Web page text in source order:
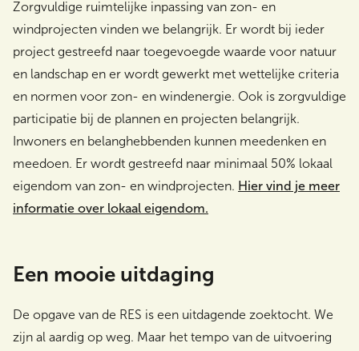
Zorgvuldige ruimtelijke inpassing van zon- en
windprojecten vinden we belangrijk. Er wordt bij ieder
project gestreefd naar toegevoegde waarde voor natuur
en landschap en er wordt gewerkt met wettelijke criteria
en normen voor zon- en windenergie. Ook is zorgvuldige
participatie bij de plannen en projecten belangrijk.
Inwoners en belanghebbenden kunnen meedenken en
meedoen. Er wordt gestreefd naar minimaal 50% lokaal
eigendom van zon- en windprojecten. Hier vind je meer
informatie over lokaal eigendom.
Een mooie uitdaging
De opgave van de RES is een uitdagende zoektocht. We
zijn al aardig op weg. Maar het tempo van de uitvoering